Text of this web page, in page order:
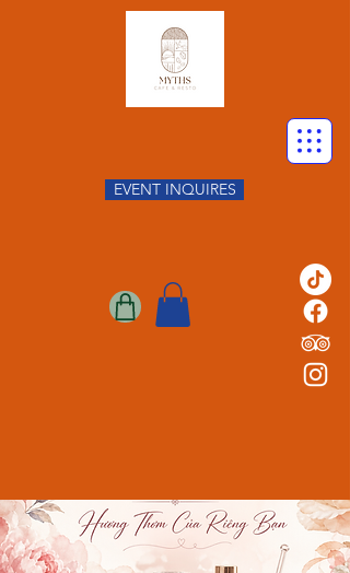
EVENT INQUIRES